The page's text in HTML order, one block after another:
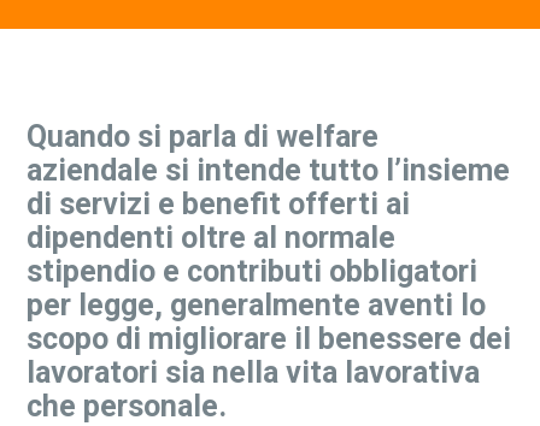
Quando si parla di welfare
aziendale si intende tutto l’insieme
di servizi e benefit offerti ai
dipendenti oltre al normale
stipendio e contributi obbligatori
per legge, generalmente aventi lo
scopo di migliorare il benessere dei
lavoratori sia nella vita lavorativa
che personale.